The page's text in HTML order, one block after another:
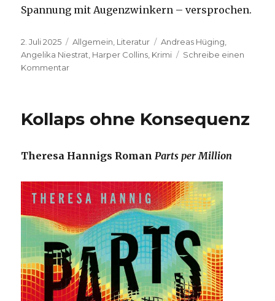
Spannung mit Augenzwinkern – versprochen.
Veröffentlicht
am
2. Juli 2025 Kategorien
Allgemein Literatur Schlagwörter
Andreas Hüging
Angelika Niestrat Harper Collins Krimi
Schreibe einen
Kommentarzu
um
Kollaps ohne Konsequenz
Theresa Hannigs RomanParts per Million